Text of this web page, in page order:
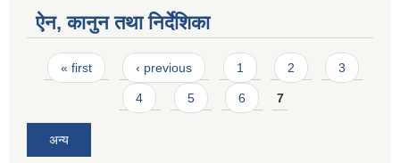
ऐन, कानुन तथा निर्देशिका
Pages
« first ‹ previous 1 2 3
4 5 6 7
अन्य